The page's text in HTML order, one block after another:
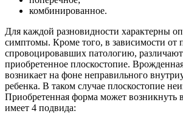
комбинированное.
Для каждой разновидности характерны
симптомы. Кроме того, в зависимости от
спровоцировавших патологию,
приобретенное плоскостопие.
возникает на фоне неправильного
ребенка. В таком случае плоскостопие
Приобретенная форма может возникнуть
имеет 4 подвида: